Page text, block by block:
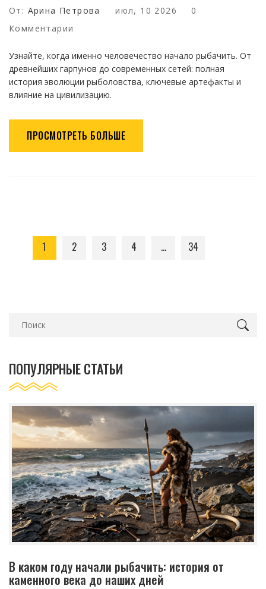
От: Арина Петрова июл, 10 2026
0
Комментарии
Узнайте, когда именно человечество начало рыбачить. От
древнейших гарпунов до современных сетей: полная
история эволюции рыболовства, ключевые артефакты и
влияние на цивилизацию.
ПРОСМОТРЕТЬ БОЛЬШЕ
1 2 3 4 … 34
ПОПУЛЯРНЫЕ СТАТЬИ
В каком году начали рыбачить: история от
каменного века до наших дней